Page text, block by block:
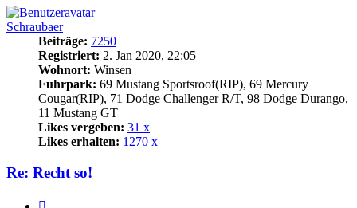
Schraubaer
Beiträge: 7250
Registriert: 2. Jan 2020, 22:05
Wohnort: Winsen
Fuhrpark: 69 Mustang Sportsroof(RIP), 69 Mercury
Cougar(RIP), 71 Dodge Challenger R/T, 98 Dodge Durango,
11 Mustang GT
Likes vergeben: 31 x
Likes erhalten: 1270 x
Re: Recht so!